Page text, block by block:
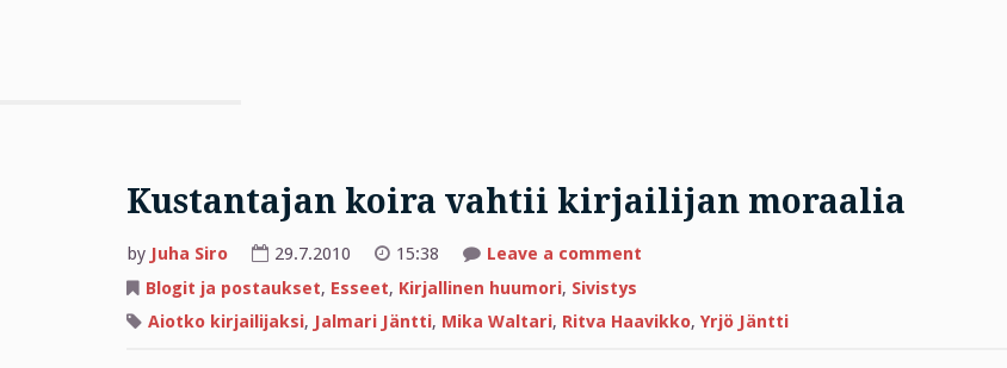
Kustantajan koira vahtii kirjailijan moraalia
by Juha Siro 29.7.2010 15:38 Leave a commenton
kirjailijan
moraalia
Blogit ja postaukset, Esseet, Kirjallinen huumori, Sivistys
Aiotko kirjailijaksi, Jalmari Jäntti, Mika Waltari, Ritva Haavikko, Yrjö Jäntti